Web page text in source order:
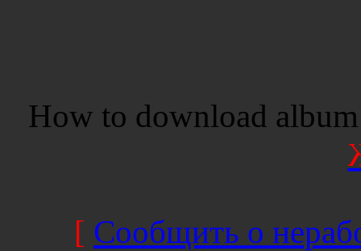
How to download
[ Сообщить о